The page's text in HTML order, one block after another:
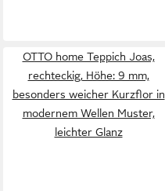
OTTO home Teppich Joas,
rechteckig, Höhe: 9 mm,
besonders weicher Kurzflor in
modernem Wellen Muster,
leichter Glanz